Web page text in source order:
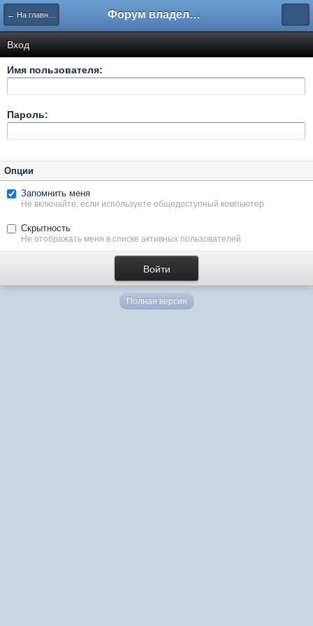
← На главную Форум владельцев интернет-магазинов
Вход
Имя пользователя:
Пароль:
Опции
Запомнить меня
Не включайте, если используете общедоступный компьютер
Скрытность
Не отображать меня в списке активных пользователей
Полная версия